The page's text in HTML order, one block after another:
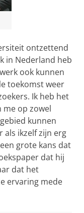
ontzettend
in Nederland heb
ook kunnen
toekomst weer
Ik heb het
op zowel
kunnen
als ikzelf zijn erg
grote kans dat
dat hij
dat het
ervaring mede